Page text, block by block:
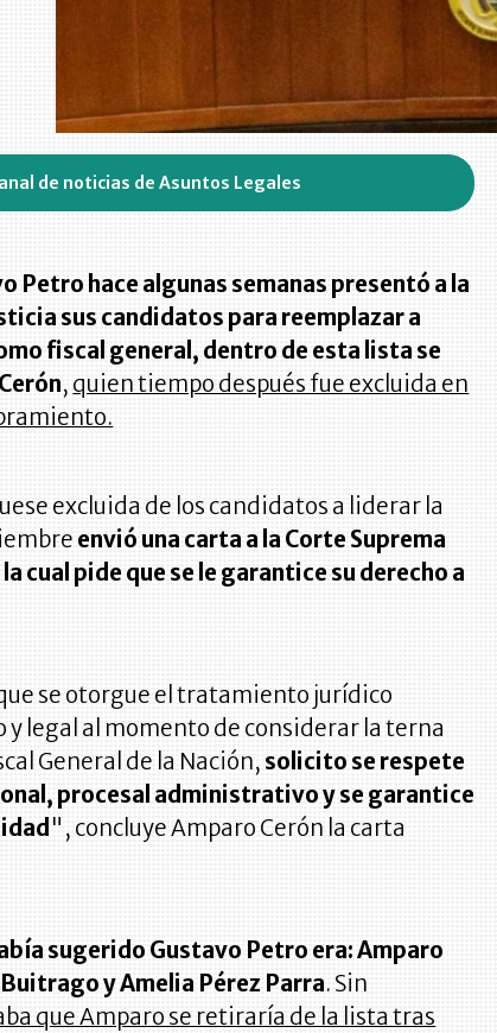
de noticias de Asuntos Legales
Petro hace algunas semanas presentó a la
sus candidatos para reemplazar a
fiscal general, dentro de esta lista se
, quien tiempo después fue excluida en
excluida de los candidatos a liderar la
envió una carta a la Corte Suprema
cual pide que se le garantice su derecho a
se otorgue el tratamiento jurídico
legal al momento de considerar la terna
General de la Nación, solicito se respete
procesal administrativo y se garantice
", concluye Amparo Cerón la carta
sugerido Gustavo Petro era: Amparo
y Amelia Pérez Parra. Sin
que Amparo se retiraría de la lista tras